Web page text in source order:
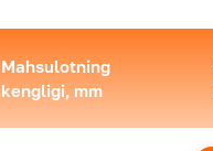
Mahsulotning
kengligi, mm